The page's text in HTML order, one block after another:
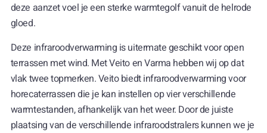
deze aanzet voel je een sterke warmtegolf vanuit de helrode
gloed.
Deze infraroodverwarming is uitermate geschikt voor open
terrassen met wind. Met Veito en Varma hebben wij op dat
vlak twee topmerken. Veito biedt infraroodverwarming voor
horecaterrassen die je kan instellen op vier verschillende
warmtestanden, afhankelijk van het weer. Door de juiste
plaatsing van de verschillende infraroodstralers kunnen we je